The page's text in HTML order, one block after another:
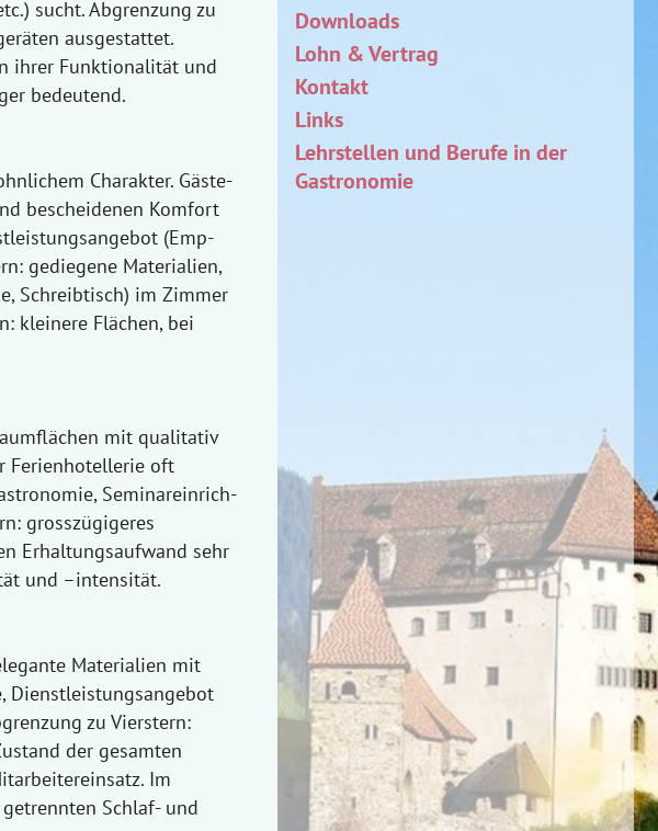
sucht. Abgrenzung zu
ausgestattet.
ihrer Funktionalität und
bedeutend.
Charakter. Gäste-
bescheidenen Komfort
(Emp-
gediegene Materialien,
Schreibtisch) im Zimmer
kleinere Flächen, bei
mit qualitativ
Ferienhotellerie oft
Seminareinrich-
grosszügigeres
Erhaltungsaufwand sehr
und –intensität.
Materialien mit
Dienstleistungsangebot
zu Vierstern:
der gesamten
Im
Schlaf- und
Downloads
Lohn & Vertrag
Kontakt
Links
Lehrstellen und Berufe in der
Gastronomie